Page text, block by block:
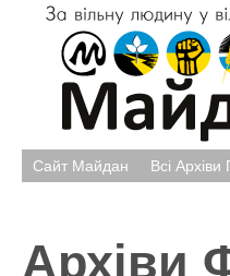
Сайт Майдан Всі Архіви
Архіви